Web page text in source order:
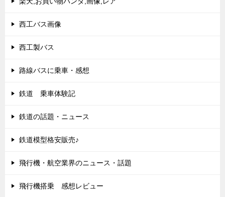
西工バス画像
西工製バス
路線バスに乗車・感想
鉄道 乗車体験記
鉄道の話題・ニュース
鉄道模型格安販売♪
飛行機・航空業界のニュース・話題
飛行機搭乗 感想レビュー